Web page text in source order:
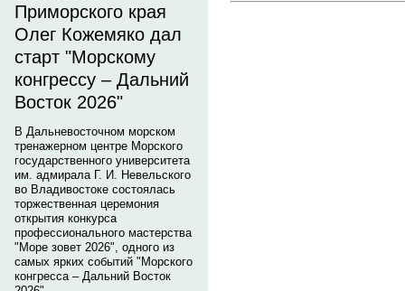
Приморского края
Олег Кожемяко дал
старт "Морскому
конгрессу – Дальний
Восток 2026"
В Дальневосточном морском
тренажерном центре Морского
государственного университета
им. адмирала Г. И. Невельского
во Владивостоке состоялась
торжественная церемония
открытия конкурса
профессионального мастерства
"Море зовет 2026", одного из
самых ярких событий "Морского
конгресса – Дальний Восток